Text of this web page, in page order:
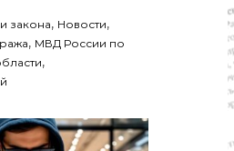
к
о
н
к
а
закона, Новости,
, МВД России по
,